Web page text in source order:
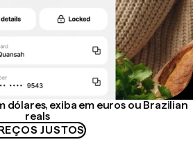
dólares, exiba em euros ou Brazilian
reals
JUSTOS